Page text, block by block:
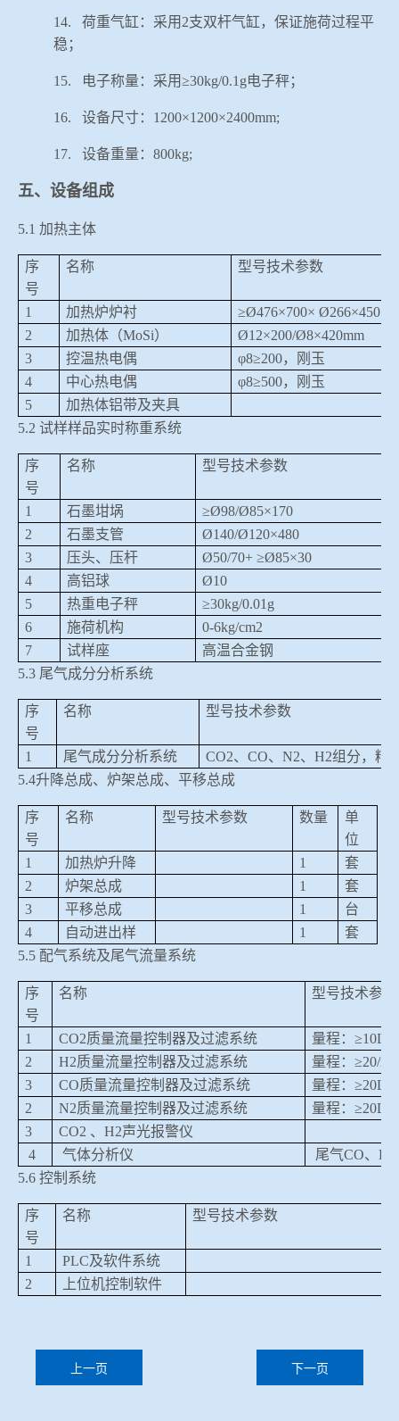
14. 荷重气缸：采用 2支双杆气缸，保证施荷过程平
稳；
15. 电子称量：采用≥30kg/0.1g电子秤；
16. 设备尺寸： 1200×1200×2400mm;
17. 设备重量： 800kg;
五、设备组成
5.1 加热主体
序
号
名称 型号技术参数
1 加热炉炉衬 ≥Ø476×700× Ø266×450
2
加热体（MoSi） Ø12×200/Ø8×420mm
3
控温热电偶 φ8≥200，刚玉
4
中心热电偶 φ8≥500，刚玉
5
加热体铝带及夹具
5.2 试样样品实时称重系统
序
号
名称 型号技术参数
1 石墨坩埚 ≥Ø98/Ø85×170
2
石墨支管 Ø140/Ø120×480
3
压头、压杆 Ø50/70+ ≥Ø85×30
4
高铝球
Ø10
5
热重电子秤
≥30kg/0.01g
6
施荷机构
0-6kg/cm2
7
试样座
高温合金钢
5.3 尾气成分分析系统
序
号
名称 型号技术参数
1 尾气成分分析系统 CO2、CO、N2、H2组分，精
5.4升降总成、炉架总成、平移总成
序
号
名称 型号技术参数 数量
单
位
1
加热炉升降 1
套
2
炉架总成 1
套
3
平移总成 1
台
4
自动进出样 1
套
5.5 配气系统及尾气流量系统
序
号
名称 型号技术参数
1 CO2质量流量控制器及过滤系统 量程：≥10L/
2
H2质量流量控制器及过滤系统 量程：≥20/
3
CO质量流量控制器及过滤系统 量程：≥20L/
2
N2质量流量控制器及过滤系统 量程：≥20L/
3
CO2 、H2声光报警仪
4
气体分析仪 尾气CO、H2
5.6 控制系统
序
号
名称 型号技术参数
1 PLC及软件系统
2
上位机控制软件
上一页 下一页